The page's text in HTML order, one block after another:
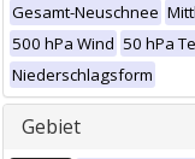
Gesamt-Neuschnee
500 hPa Wind 50 hPa
Niederschlagsform
Gebiet